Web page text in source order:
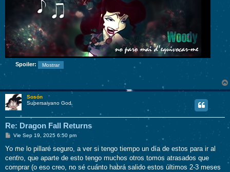
Spoiler:
Sosón
Supersaiyano God
Re: Dragon Fall Returns
M
n
s
a
j
Vie Sep 19, 2025 6:50 pm
Yo me lo pillaré seguro, a ver si tengo tiempo un día de estos para ir al
centro, que aparte de esto tengo muchos otros tomos atrasados que
comprar (o eso creo, no sé cuánto habrá salido estos últimos 2-3 meses